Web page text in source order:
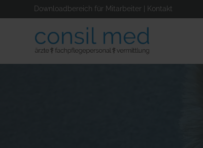
Downloadbereich für Mitarbeiter Kontakt